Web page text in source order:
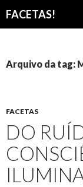
FACETAS!
CONTEÚDO
Arquivo da tag:
FACETAS
DO